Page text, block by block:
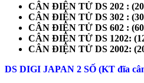
CÂN ĐIỆN TỬ DS 202 :
CÂN ĐIỆN TỬ DS 302 :
CÂN ĐIỆN TỬ DS 602 :
CÂN ĐIỆN TỬ DS 1202:
CÂN ĐIỆN TỬ DS 2002:
DS DIGI JAPAN 2 SỐ (KT đĩa